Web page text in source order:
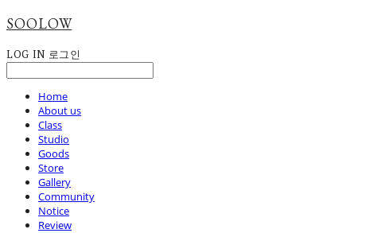
SOOLOW
LOG IN 로그인
Home
About us
Class
Studio
Goods
Store
Gallery
Community
Notice
Review